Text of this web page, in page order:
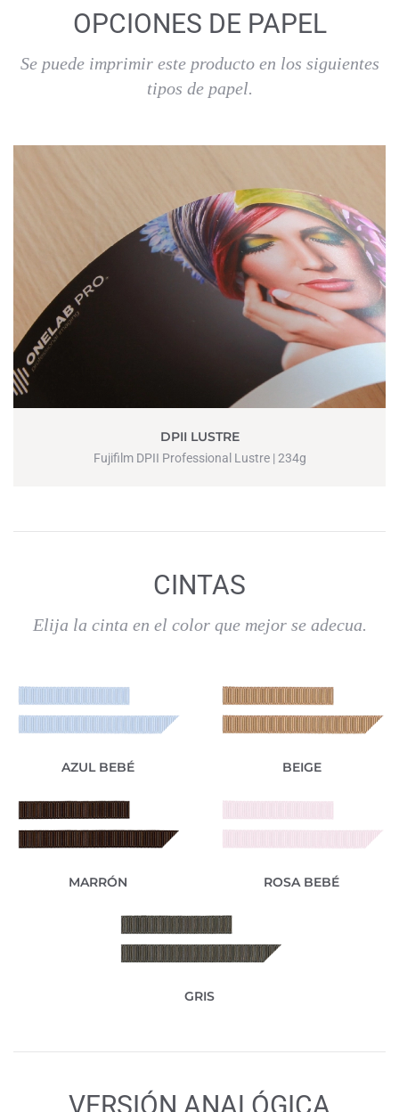
OPCIONES DE PAPEL
Se puede imprimir este producto en los siguientes
tipos de papel.
DPII LUSTRE
Fujifilm DPII Professional Lustre | 234g
CINTAS
Elija la cinta en el color que mejor se adecua.
AZUL BEBÉ BEIGE
MARRÓN ROSA BEBÉ
GRIS
VERSIÓN ANALÓGICA